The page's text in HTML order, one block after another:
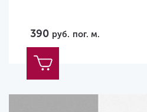
390 руб. пог. м.